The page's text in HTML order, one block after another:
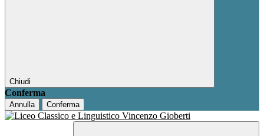
Chiudi
Conferma
Annulla Conferma